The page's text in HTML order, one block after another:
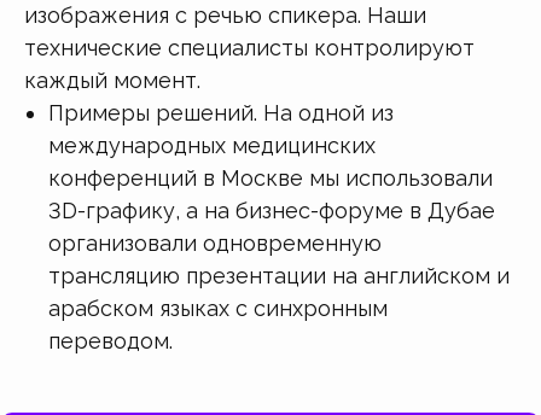
изображения с речью спикера. Наши
технические специалисты контролируют
каждый момент.
Примеры решений. На одной из
международных медицинских
конференций в Москве мы использовали
3D-графику, а на бизнес-форуме в Дубае
организовали одновременную
трансляцию презентации на английском и
арабском языках с синхронным
переводом.